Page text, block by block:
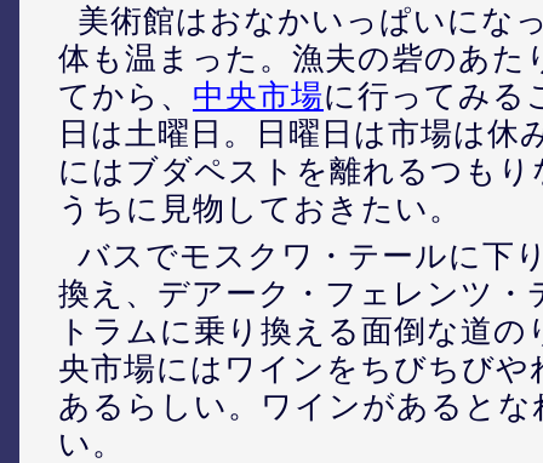
美術館はおなかいっぱいにな
体も温まった。漁夫の砦のあた
てから、 中央市場に行ってみる
日は土曜日。日曜日は市場は休
にはブダペストを離れるつもり
うちに見物しておきたい。
バスでモスクワ・テールに下
換え、デアーク・フェレンツ・
トラムに乗り換える面倒な道
央市場にはワインをちびちび
あるらしい。ワインがあるとな
い。